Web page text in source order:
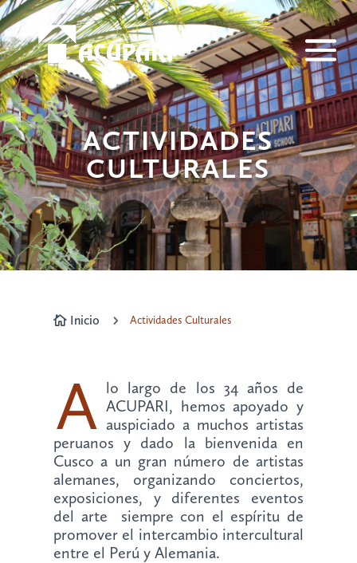
ACTIVIDADES
CULTURALES
 Inicio 5 Actividades Culturales
A lo largo de los 34 años de
ACUPARI, hemos apoyado y
auspiciado a muchos artistas
peruanos y dado la bienvenida en
Cusco a un gran número de artistas
alemanes, organizando conciertos,
exposiciones, y diferentes eventos
del arte siempre con el espíritu de
promover el intercambio intercultural
entre el Perú y Alemania.